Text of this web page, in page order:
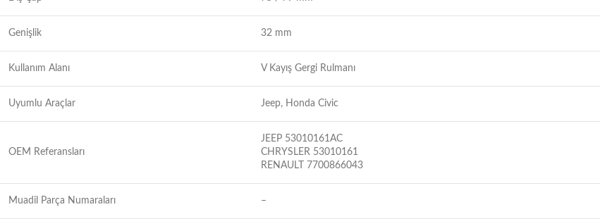
Genişlik 32 mm
Kullanım Alanı V Kayış Gergi Rulmanı
Uyumlu Araçlar Jeep, Honda Civic
OEM Referansları
JEEP 53010161AC
CHRYSLER 53010161
RENAULT 7700866043
Muadil Parça Numaraları –